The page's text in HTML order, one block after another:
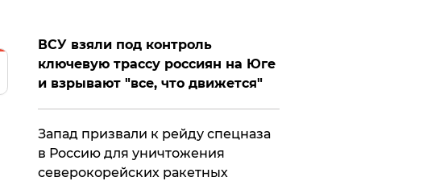
ВСУ взяли под контроль
ключевую трассу россиян на Юге
и взрывают "все, что движется"
Запад призвали к рейду спецназа
в Россию для уничтожения
северокорейских ракетных